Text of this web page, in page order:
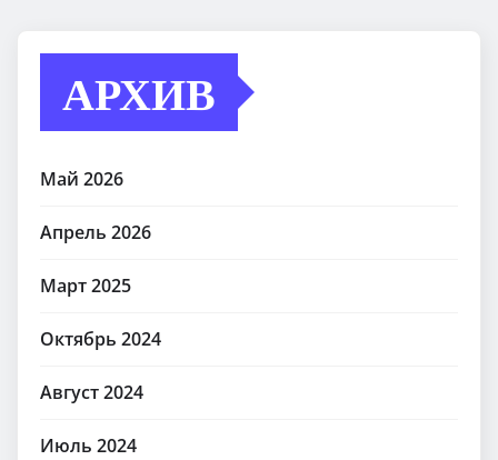
АРХИВ
Май 2026
Апрель 2026
Март 2025
Октябрь 2024
Август 2024
Июль 2024